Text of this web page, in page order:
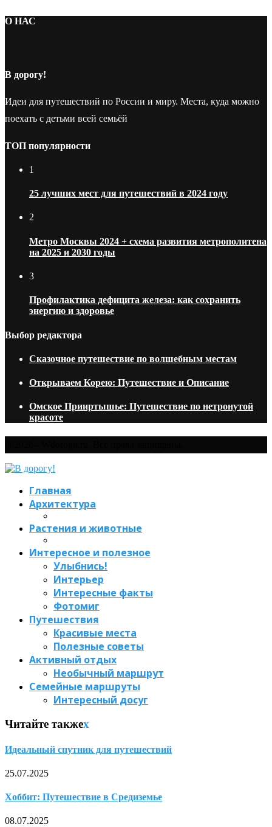
О НАС
В дорогу!
Идеи для путешествий по России и миру. Места, куда можно
поехать с детьми всей семьёй
ТОП популярности
1
25 лучших мест для путешествий в 2024 году
2
Метро Москвы 2024 + схема развития метрополитена
на 2025 и 2030 годы
3
Профилактика дефицита железа: как сохранить
энергию и здоровье
Выбор редактора
Сказочное путешествие по волшебным местам
Открываем Корею: Путешествие и Описание
Омское Прииртышье: Путешествие по нетронутой
красоте
Главная
Архитектура
Растения и животные
Интересное и полезное
Улыбнись!
Интерьер
Интересные факты
Фотомиг
Путешествия
Красивые места
Полезные советы
Активный отдых
Необычный маршрут
Семейные маршруты
Интересный досуг
Читайте такжеx
Идеальный спутник для путешествий
25.07.2025
Хоббит: Путешествие в Средиземье
08.07.2025